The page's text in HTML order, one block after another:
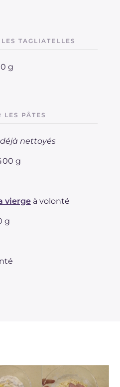
TAGLIATELLES
g
LES PÂTES
déjà nettoyés
g
vierge à volonté
g